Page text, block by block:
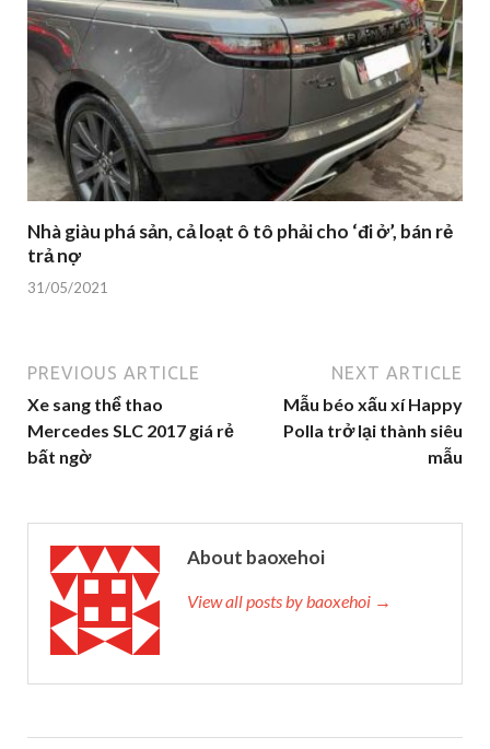
Nhà giàu phá sản, cả loạt ô tô phải cho ‘đi ở’, bán rẻ
trả nợ
31/05/2021
PREVIOUS ARTICLE
Xe sang thể thao
Mercedes SLC 2017 giá rẻ
bất ngờ
NEXT ARTICLE
Mẫu béo xấu xí Happy
Polla trở lại thành siêu
mẫu
About baoxehoi
View all posts by baoxehoi →